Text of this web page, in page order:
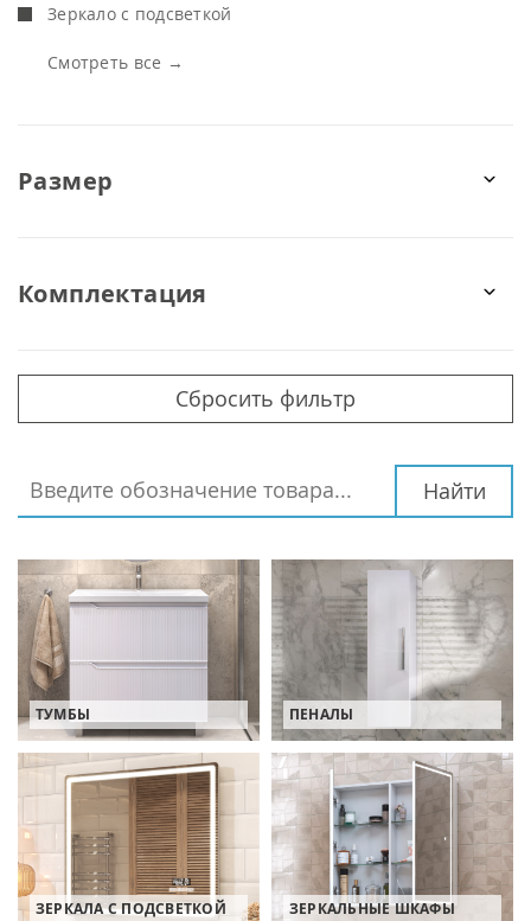
Зеркало с подсветкой
Смотреть все →
Размер
Комплектация
Сбросить фильтр
Найти
ТУМБЫ ПЕНАЛЫ
ЗЕРКАЛА С ПОДСВЕТКОЙ ЗЕРКАЛЬНЫЕ ШКАФЫ